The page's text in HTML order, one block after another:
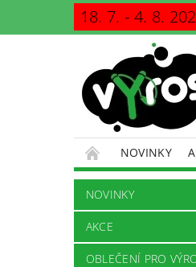
18. 7. - 4. 8.
NOVINKY
KONTAKTY
NOVINKY
AKCE
OBLEČENÍ PRO